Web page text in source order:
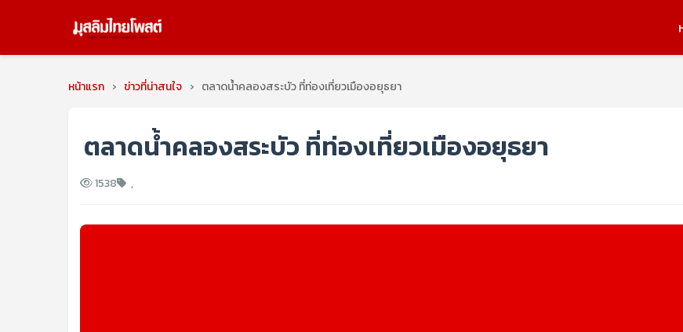
หน้าแรก › ข่าวที่น่าสนใจ › ตลาดน้ำคลองสระบัว ที่ท่องเที่ยวเมืองอยุธยา
ตลาดน้ำคลองสระบัว ที่ท่องเที่ยวเมืองอยุธยา
1538 ,